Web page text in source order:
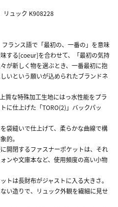
リュック K908228
ランス語で「最初の、一番の」を意味
する[coeur]を合わせて、「最初の気持
が新しく物を選ぶとき、一番最初に抱
いという願いが込められたブランドネ
質な特殊加工生地にはっ水性能をプラ
に仕上げた「TORO(2)」バックパッ
袋縫いで仕上げて、柔らかな曲線で構
的。
開閉するファスナーポケットは、それ
ンや文庫本など、使用頻度の高い小物
トは長財布がジャストに入る大きさ。
い造りで、リュック外観を繊細に見せ